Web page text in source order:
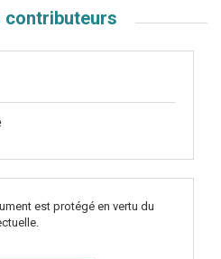
contributeurs
est protégé en vertu du